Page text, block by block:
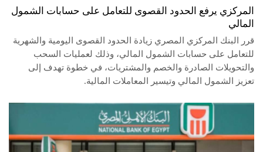
المركزي يرفع الحدود القصوى للتعامل على حسابات الشمول
المالي
قرر البنك المركزي المصري زيادة الحدود القصوى اليومية والشهرية
للتعامل على حسابات الشمول المالي، وذلك لعمليات السحب
والتحويلات الصادرة والخصم والمشتريات، في خطوة تهدف إلى
تعزيز الشمول المالي وتيسير المعاملات المالية.